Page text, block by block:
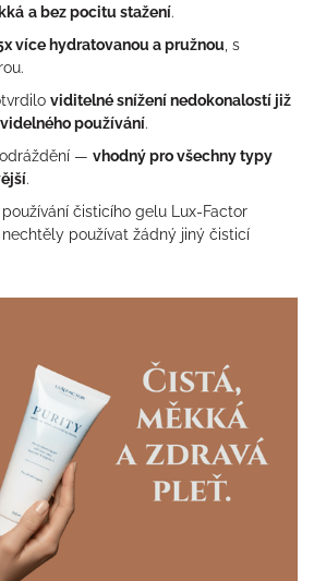
a bez pocitu stažení.
více hydratovanou a pružnou , s
viditelné snížení nedokonalostí již
používání.
— vhodný pro všechny typy
.
čisticího gelu Lux-Factor
nechtěly používat žádný jiný čisticí